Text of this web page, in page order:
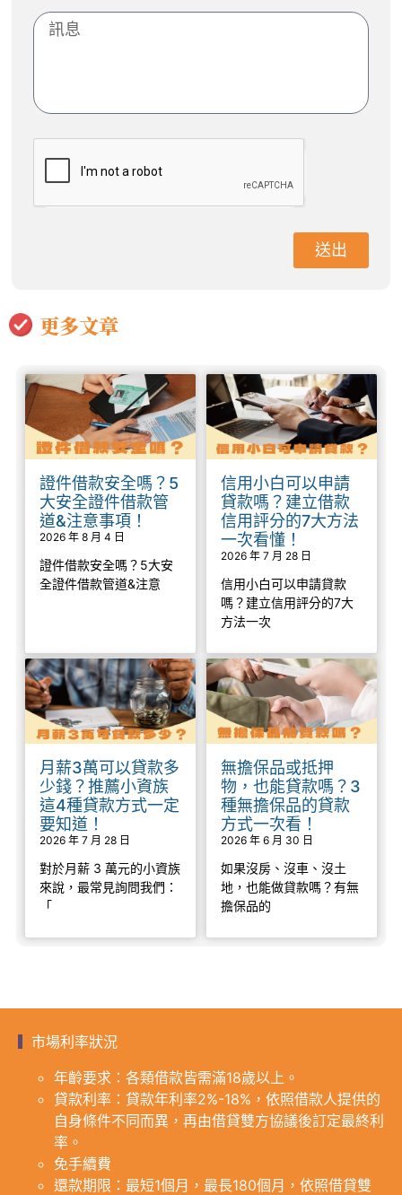
送出
更多文章
證件借款安全嗎？5
大安全證件借款管
道&注意事項！
2026 年 8 月 4 日
證件借款安全嗎？5大安
全證件借款管道&注意
信用小白可以申請
貸款嗎？建立借款
信用評分的7大方法
一次看懂！
2026 年 7 月 28 日
信用小白可以申請貸款
嗎？建立信用評分的7大
方法一次
月薪3萬可以貸款多
少錢？推薦小資族
這4種貸款方式一定
要知道！
2026 年 7 月 28 日
對於月薪 3 萬元的小資族
來說，最常見詢問我們：
「
無擔保品或抵押
物，也能貸款嗎？3
種無擔保品的貸款
方式一次看！
2026 年 6 月 30 日
如果沒房、沒車、沒土
地，也能做貸款嗎？有無
擔保品的
市場利率狀況
年齡要求：各類借款皆需滿18歲以上。
貸款利率：貸款年利率2%-18%，依照借款人提供的
自身條件不同而異，再由借貸雙方協議後訂定最終利
率。
免手續費
還款期限：最短1個月，最長180個月，依照借貸雙